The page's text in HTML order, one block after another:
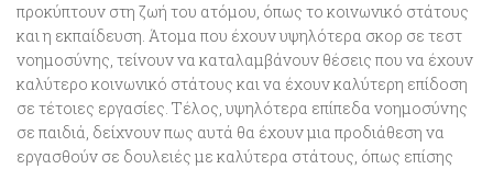
προκύπτουν στη ζωή του ατόμου, όπως το κοινωνικό στάτους
και η εκπαίδευση. Άτομα που έχουν υψηλότερα σκορ σε τεστ
νοημοσύνης, τείνουν να καταλαμβάνουν θέσεις που να έχουν
καλύτερο κοινωνικό στάτους και να έχουν καλύτερη επίδοση
σε τέτοιες εργασίες. Τέλος, υψηλότερα επίπεδα νοημοσύνης
σε παιδιά, δείχνουν πως αυτά θα έχουν μια προδιάθεση να
εργασθούν σε δουλειές με καλύτερα στάτους, όπως επίσης